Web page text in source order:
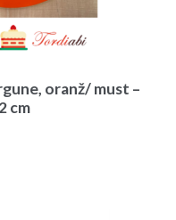
oranž/ must –
cm